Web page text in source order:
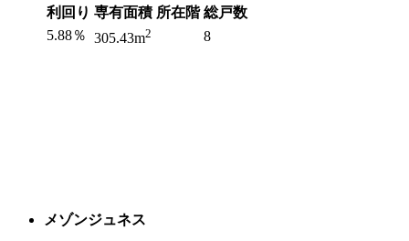
利回り 専有面積 所在階 総戸数
5.88％ 305.43m2 8
メゾンジュネス